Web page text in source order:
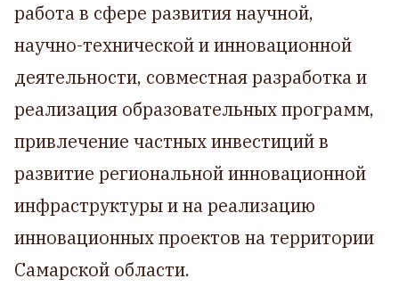
работа в сфере развития научной,
научно-технической и инновационной
деятельности, совместная разработка и
реализация образовательных программ,
привлечение частных инвестиций в
развитие региональной инновационной
инфраструктуры и на реализацию
инновационных проектов на территории
Самарской области.